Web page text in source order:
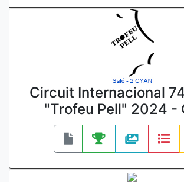
Circuit Internacional
"Trofeu Pell" 2024 -